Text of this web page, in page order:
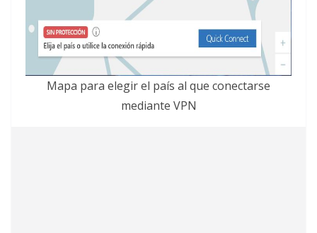
Mapa para elegir el país al que conectarse
mediante VPN